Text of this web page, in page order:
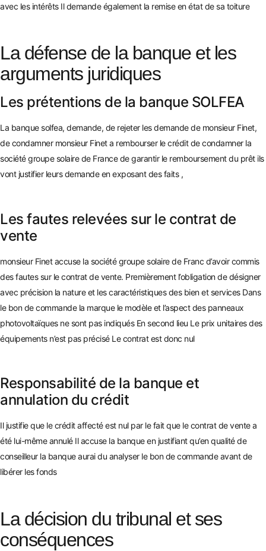
avec les intérêts Il demande également la remise en état de sa toiture
La défense de la banque et les
arguments juridiques
Les prétentions de la banque SOLFEA
La banque solfea, demande, de rejeter les demande de monsieur Finet,
de condamner monsieur Finet a rembourser le crédit de condamner la
société groupe solaire de France de garantir le remboursement du prêt ils
vont justifier leurs demande en exposant des faits,
Les fautes relevées sur le contrat de
vente
monsieur Finet accuse la société groupe solaire de Franc d’avoir commis
des fautes sur le contrat de vente. Premièrement l’obligation de désigner
avec précision la nature et les caractéristiques des bien et services Dans
le bon de commande la marque le modèle et l’aspect des panneaux
photovoltaïques ne sont pas indiqués En second lieu Le prix unitaires des
équipements n’est pas précisé Le contrat est donc nul
Responsabilité de la banque et
annulation du crédit
Il justifie que le crédit affecté est nul par le fait que le contrat de vente a
été lui-même annulé Il accuse la banque en justifiant qu’en qualité de
conseilleur la banque aurai du analyser le bon de commande avant de
libérer les fonds
La décision du tribunal et ses
conséquences